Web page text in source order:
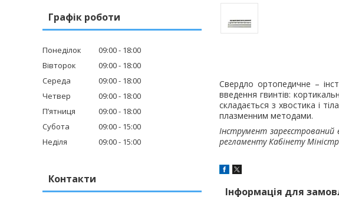
Свердло ортопедичне –
введення гвинтів:
складається з хвостика і
плазменним методами.
Інструмент зареєстрований
регламенту Кабінету
Інформація для
Графік роботи
Понеділок 09:00
18:00
Вівторок
09:00
18:00
Середа
09:00
18:00
Четвер
09:00
18:00
Пʼятниця
09:00
18:00
Субота
09:00
15:00
Неділя
09:00 15:00
Контакти